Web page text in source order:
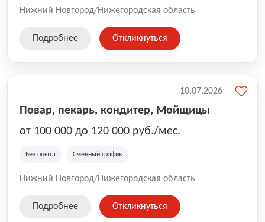
Нижний Новгород/Нижегородская область
Подробнее Откликнуться
Повар, пекарь, кондитер, Мойщицы
от 100 000 до 120 000 руб./мес.
Без опыта Сменный график
Нижний Новгород/Нижегородская область
10.07.2026
Подробнее Откликнуться